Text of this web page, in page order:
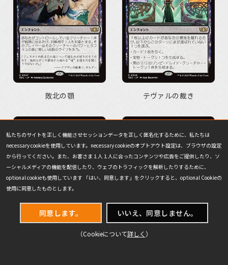
敗北の顎 テヴァルの裁き
私たちのサイトを正しく機能させセッションデータを正しく匿名化するために、私たちは
necessary cookieを使用しています。necessary cookieのオプトアウト設定は、ブラウザの設定
から行ってください。また、お客さま１人１人に合ったコンテンツや広告をご提供したり、ソ
ーシャルメディアの機能を配信したり、ウェブのトラフィックを解析したりするために、
optional cookieも使用しています 「はい、同意します」をクリックすると、optional Cookieの
使用に同意したものとします。
同意します。 いいえ、同意しません。
（Cookieについて詳しく ）